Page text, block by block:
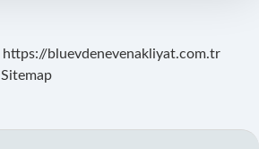
https://bluevdenevenakliyat.com.tr
Sitemap